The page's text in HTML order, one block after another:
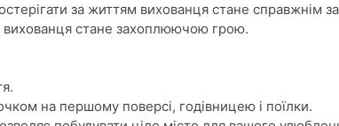
за життям вихованця стане справжнім
вихованця стане захоплюючою грою.
на першому поверсі, годівницею і поїлки.